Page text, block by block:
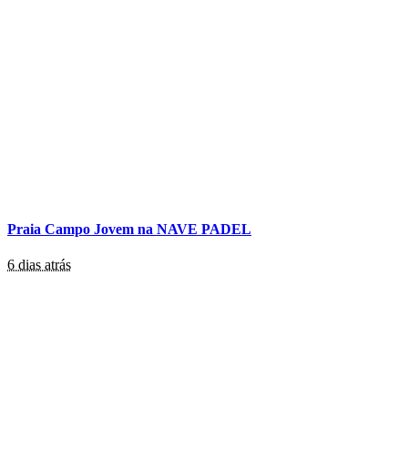
Praia Campo Jovem na NAVE PADEL
6 dias atrás